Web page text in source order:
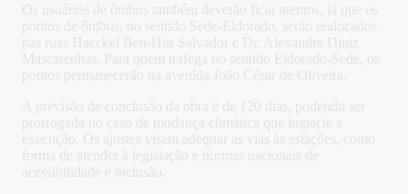
Os usuários de ônibus também deverão ficar atentos, já que os
pontos de ônibus, no sentido Sede-Eldorado, serão realocados
nas ruas Haeckel Ben-Hur Salvador e Dr. Alexandre Diniz
Mascarenhas. Para quem trafega no sentido Eldorado-Sede, os
pontos permanecerão na avenida João César de Oliveira.
A previsão de conclusão da obra é de 120 dias, podendo ser
prorrogada no caso de mudança climática que impacte a
execução. Os ajustes visam adequar as vias às estações, como
forma de atender à legislação e normas nacionais de
acessibilidade e inclusão.